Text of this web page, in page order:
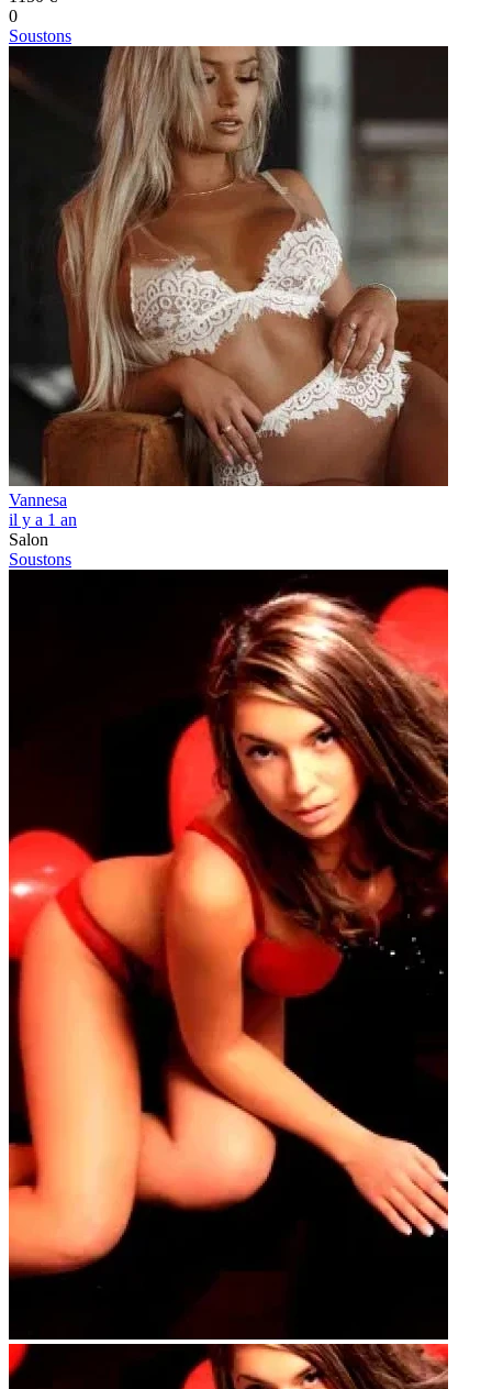
0
Soustons
Vannesa
il y a 1 an
Salon
Soustons